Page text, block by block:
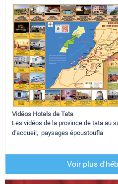
Vidéos Hotels de Tata
Les vidéos de la province de tata au
d'accueil, paysages époustoufla
Voir plus